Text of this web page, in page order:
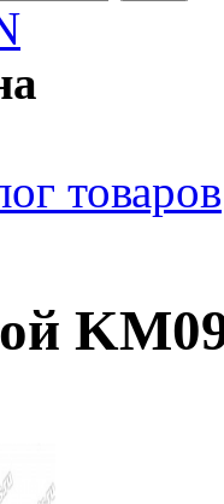
товаров